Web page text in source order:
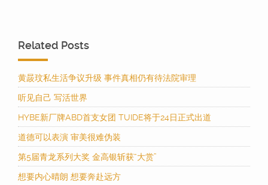
Related Posts
黄晸玟私生活争议升级 事件真相仍有待法院审理
听见自己 写活世界
HYBE新厂牌ABD首支女团 TUIDE将于24日正式出道
道德可以表演 审美很难伪装
第5届青龙系列大奖 金高银斩获“大赏”
想要内心晴朗 想要奔赴远方